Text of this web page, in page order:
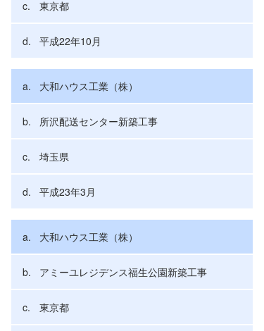
東京都
平成22年10月
大和ハウス工業（株）
所沢配送センター新築工事
埼玉県
平成23年3月
大和ハウス工業（株）
アミーユレジデンス福生公園新築工事
東京都